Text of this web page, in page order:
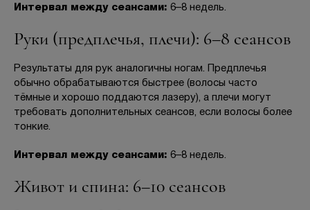
Интервал между сеансами: 6–8 недель.
Руки (предплечья, плечи): 6–8 сеансов
Результаты для рук аналогичны ногам. Предплечья
обычно обрабатываются быстрее (волосы часто
тёмные и хорошо поддаются лазеру), а плечи могут
требовать дополнительных сеансов, если волосы более
тонкие.
Интервал между сеансами: 6–8 недель.
Живот и спина: 6–10 сеансов